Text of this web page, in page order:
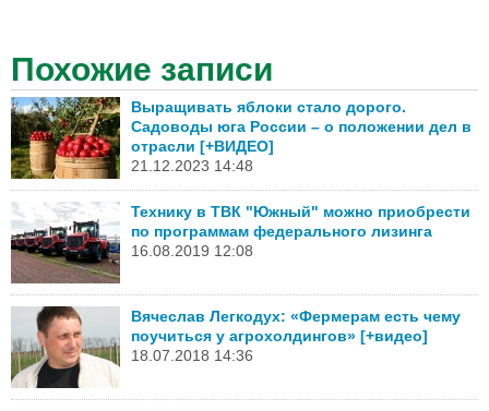
Похожие записи
Выращивать яблоки стало дорого.
Садоводы юга России – о положении дел в
отрасли [+ВИДЕО]
21.12.2023 14:48
Технику в ТВК "Южный" можно приобрести
по программам федерального лизинга
16.08.2019 12:08
Вячеслав Легкодух: «Фермерам есть чему
поучиться у агрохолдингов» [+видео]
18.07.2018 14:36